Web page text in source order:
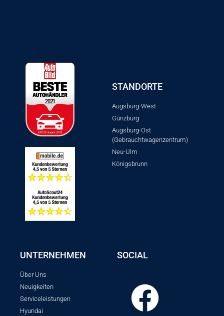
STANDORTE
Augsburg-West
Günzburg
Augsburg-Ost
(Gebrauchtwagenzentrum)
Neu-Ulm
Königsbrunn
UNTERNEHMEN
Über Uns
Neuigkeiten
Serviceleistungen
Hyundai
SOCIAL